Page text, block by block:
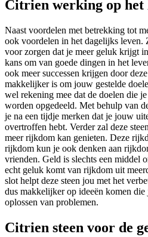
Citrien werking op het
Naast voordelen met betrekking tot
ook voordelen in het dagelijks leven.
voor zorgen dat je meer geluk krijgt
kans om van goede dingen in het
ook meer successen krijgen door
makkelijker is om jouw gestelde
wel rekening mee dat de doelen die
worden opgedeeld. Met behulp van
je na een tijdje merken dat je jouw
overtroffen hebt. Verder zal deze
meer rijkdom kan genieten. Deze
rijkdom kun je ook denken aan
vrienden. Geld is slechts een middel
echt geluk komt van rijkdom uit
slot helpt deze steen jou met het
dus makkelijker op ideeën komen
oplossen van problemen.
Citrien steen voor de